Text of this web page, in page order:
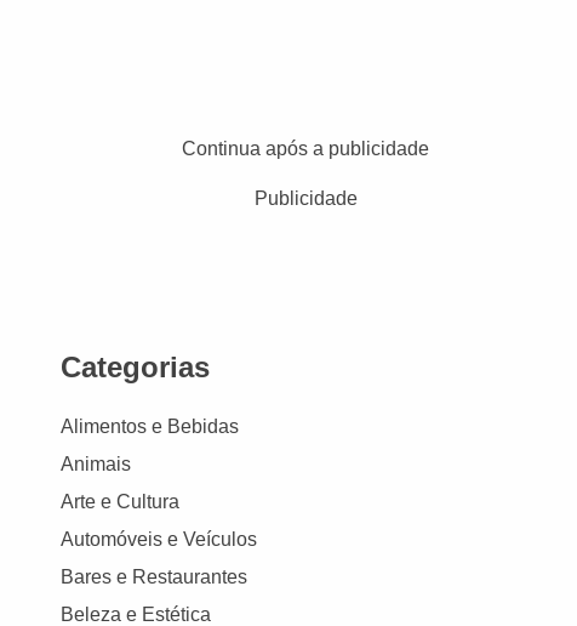
Continua após a publicidade
Publicidade
Categorias
Alimentos e Bebidas
Animais
Arte e Cultura
Automóveis e Veículos
Bares e Restaurantes
Beleza e Estética